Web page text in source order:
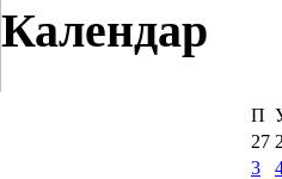
Календар
П
27
3